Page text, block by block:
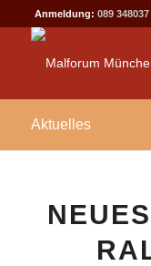
Anmeldung: 089 348037
Aktuelles